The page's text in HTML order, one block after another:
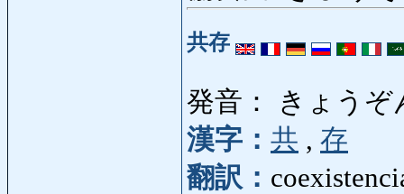
共存
発音： きょうぞ
漢字： 共 , 存
翻訳：